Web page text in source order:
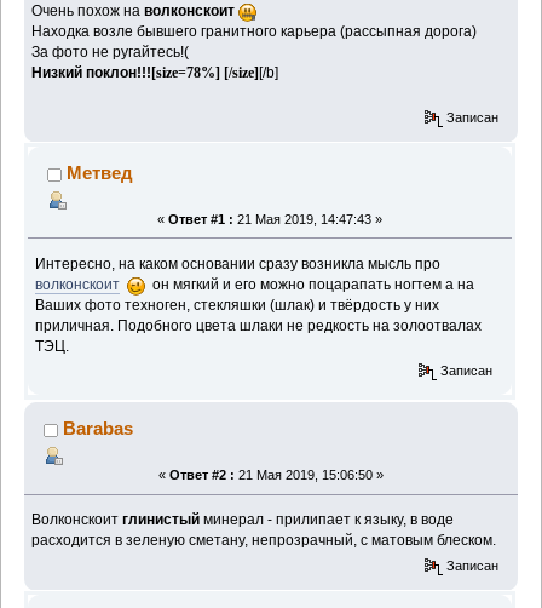
Очень похож наволконскоит
Находка возле бывшего гранитного карьера (рассыпная дорога)
За фото не ругайтесь!(
Низкий поклон!!![size=78%] [/size][/b]
Записан
Метвед
« Ответ #1 : 21 Мая 2019, 14:47:43 »
Интересно, на каком основании сразу возникла мысль про
волконскоит
он мягкий и его можно поцарапать ногтем а на
Ваших фото техноген, стекляшки (шлак) и твёрдость у них
приличная. Подобного цвета шлаки не редкость на золоотвалах
ТЭЦ.
Записан
Barabas
« Ответ #2 : 21 Мая 2019, 15:06:50 »
Волконскоитглинистый минерал - прилипает к языку, в воде
расходится в зеленую сметану, непрозрачный, с матовым блеском.
Записан